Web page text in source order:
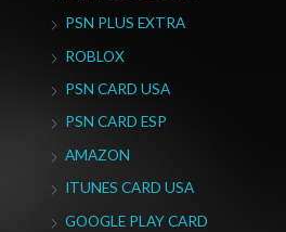
PSN PLUS EXTRA
ROBLOX
PSN CARD USA
PSN CARD ESP
AMAZON
ITUNES CARD USA
GOOGLE PLAY CARD